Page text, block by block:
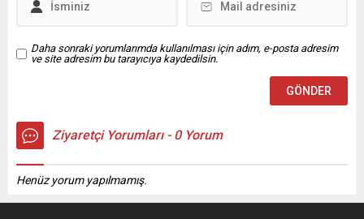
çalışmalarda...
Daha sonraki yorumlarımda kullanılması için adım, e-posta adresim
ve site adresim bu tarayıcıya kaydedilsin.
Ziyaretçi Yorumları - 0 Yorum
Henüz yorum yapılmamış.